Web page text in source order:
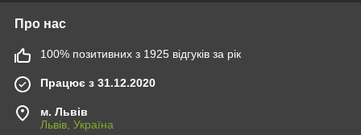
Про нас
100% позитивних з 1925 відгуків за рік
Працює з 31.12.2020
м. Львів
Львів, Україна